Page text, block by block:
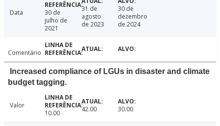
Data
30 de
julho de
2021
31 de
agosto
de 2023
30 de
dezembro
de 2024
Comentário
Increased compliance of LGUs in disaster and climate
budget tagging.
Valor
10.00
42.00 30.00